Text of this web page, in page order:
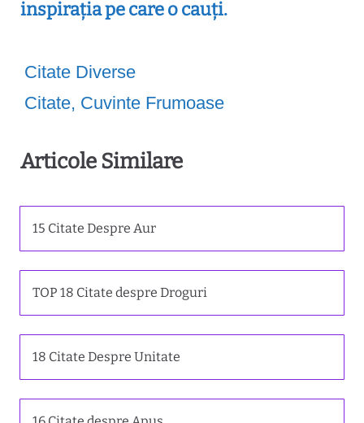
inspirația pe care o cauți.
Citate Diverse
Citate, Cuvinte Frumoase
Articole Similare
15 Citate Despre Aur
TOP 18 Citate despre Droguri
18 Citate Despre Unitate